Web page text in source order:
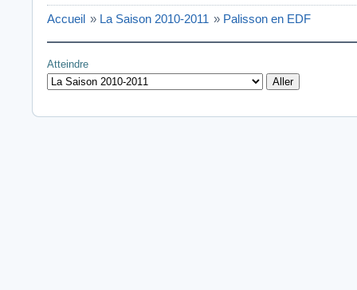
Accueil » La Saison 2010-2011 » Palisson en EDF
Atteindre